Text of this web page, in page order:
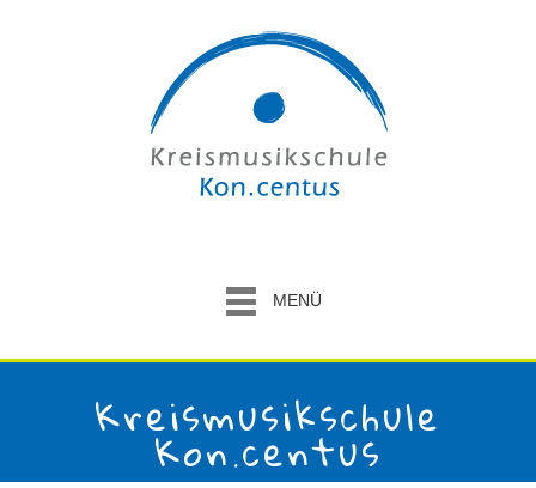
MENÜ
Kreismusikschule
Kon.centus